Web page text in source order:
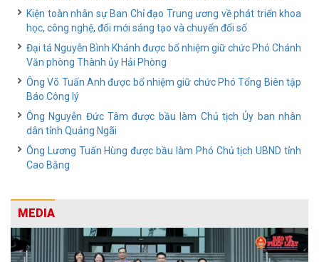
Kiện toàn nhân sự Ban Chỉ đạo Trung ương về phát triển khoa
học, công nghệ, đổi mới sáng tạo và chuyển đổi số
Đại tá Nguyễn Bình Khánh được bổ nhiệm giữ chức Phó Chánh
Văn phòng Thành ủy Hải Phòng
Ông Võ Tuấn Anh được bổ nhiệm giữ chức Phó Tổng Biên tập
Báo Công lý
Ông Nguyễn Đức Tâm được bầu làm Chủ tịch Ủy ban nhân
dân tỉnh Quảng Ngãi
Ông Lương Tuấn Hùng được bầu làm Phó Chủ tịch UBND tỉnh
Cao Bằng
MEDIA